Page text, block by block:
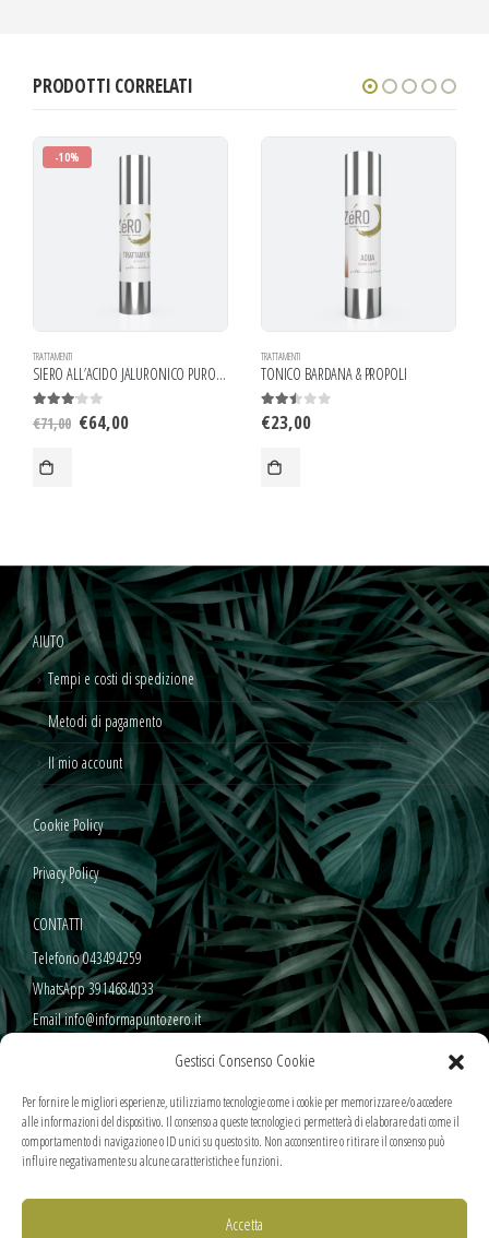
Gestisci Consenso Cookie
Per fornire le migliori esperienze, utilizziamo tecnologie come i cookie per memorizzare e/o accedere
alle informazioni del dispositivo. Il consenso a queste tecnologie ci permetterà di elaborare dati come il
comportamento di navigazione o ID unici su questo sito. Non acconsentire o ritirare il consenso può
influire negativamente su alcune caratteristiche e funzioni.
Accetta
PRODOTTI CORRELATI
TRATTAMENTI
TONICO BARDANA & PROPOLI
2.43 out of 5
€23,00
TRATTAMENTI
CREMA AL RETINOLO
0out of 5
€50,00
AIUTO
Tempi e costi di spedizione
Metodi di pagamento
Il mio account
Cookie Policy
Privacy Policy
CONTATTI
Telefono 043494259
WhatsApp 3914684033
Email info@informapuntozero.it
SEGUICI SUI NOSTRI SOCIAL